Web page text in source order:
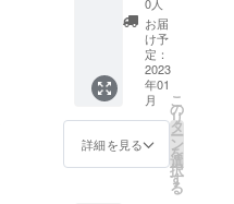
きます
ので備
考欄に
足りな
いもの
をお書
きくだ
「足
袋」は
保をお
願い致
しま
す。 ※
同伴
者・付
き添い
見学も
可 ※リ
なたへ
メッ
セージ
をお書
きしま
す！ ※
２枚直
ン入
り！ ●
オフィ
ス等、
アート
を展示
するこ
とが出
来ます)
高画質
プリン
アー
ト、和
モダン
アート
の２種
類） ・
公演中
に撮影
ン】 4
人に聞
きたい
こと、
質問や
悩み相
談、生
い立
ち、今
までの
0人
お届
け予
定：
2023
年01
月
詳細を見る
こ
の
リ
タ
ー
ン
を
選
択
す
る